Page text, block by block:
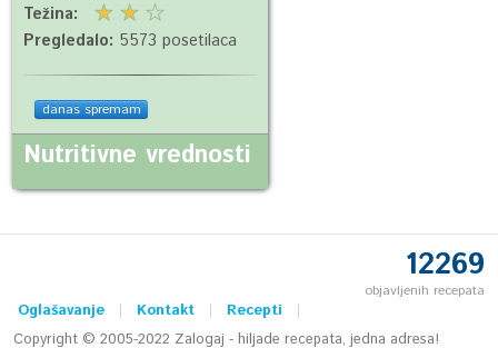
Težina:
Pregledalo: 5573 posetilaca
danas spremam
Nutritivne vrednosti
12269
objavljenih recepata
Oglašavanje Kontakt
Recepti
Copyright © 2005-2022 Zalogaj - hiljade recepata, jedna adresa!